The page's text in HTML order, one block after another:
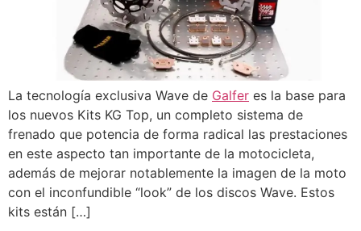
La tecnología exclusiva Wave de Galfer es la base para
los nuevos Kits KG Top, un completo sistema de
frenado que potencia de forma radical las prestaciones
en este aspecto tan importante de la motocicleta,
además de mejorar notablemente la imagen de la moto
con el inconfundible “look” de los discos Wave. Estos
kits están […]